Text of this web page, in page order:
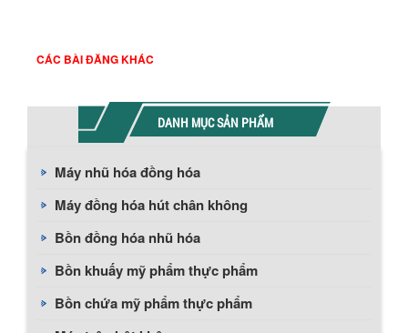
CÁC BÀI ĐĂNG KHÁC
DANH MỤC SẢN PHẨM
Máy nhũ hóa đồng hóa
Máy đồng hóa hút chân không
Bồn đồng hóa nhũ hóa
Bồn khuấy mỹ phẩm thực phẩm
Bồn chứa mỹ phẩm thực phẩm